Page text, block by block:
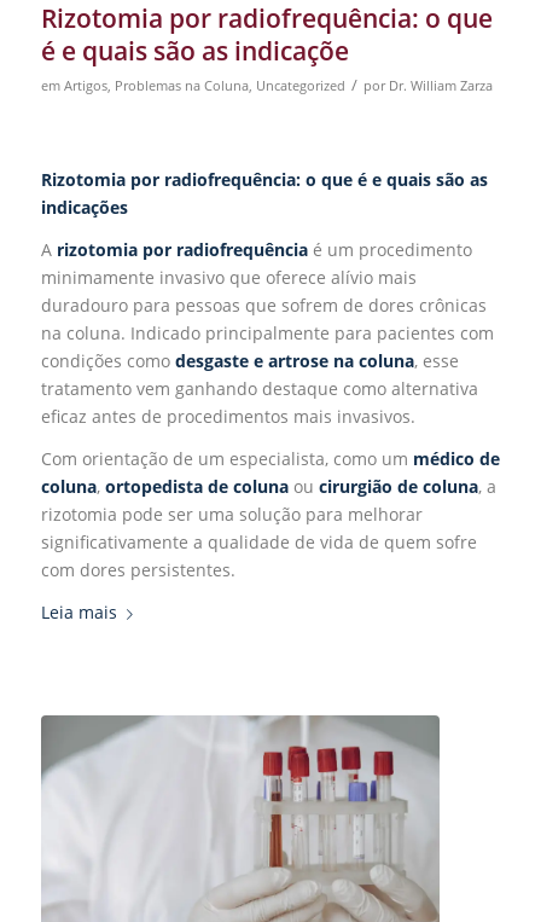
Rizotomia por radiofrequência: o que
é e quais são as indicaçõe
em Artigos, Problemas na Coluna, Uncategorized / por Dr. William Zarza
Rizotomia por radiofrequência: o que é e quais são as
indicações
Arizotomia por radiofrequênciaé um procedimento
minimamente invasivo que oferece alívio mais
duradouro para pessoas que sofrem de dores crônicas
na coluna. Indicado principalmente para pacientes com
condições como desgaste e artrose na coluna, esse
tratamento vem ganhando destaque como alternativa
eficaz antes de procedimentos mais invasivos.
Com orientação de um especialista, como um médico de
coluna, ortopedista de colunaou cirurgião de coluna, a
rizotomia pode ser uma solução para melhorar
significativamente a qualidade de vida de quem sofre
com dores persistentes.
Leia mais